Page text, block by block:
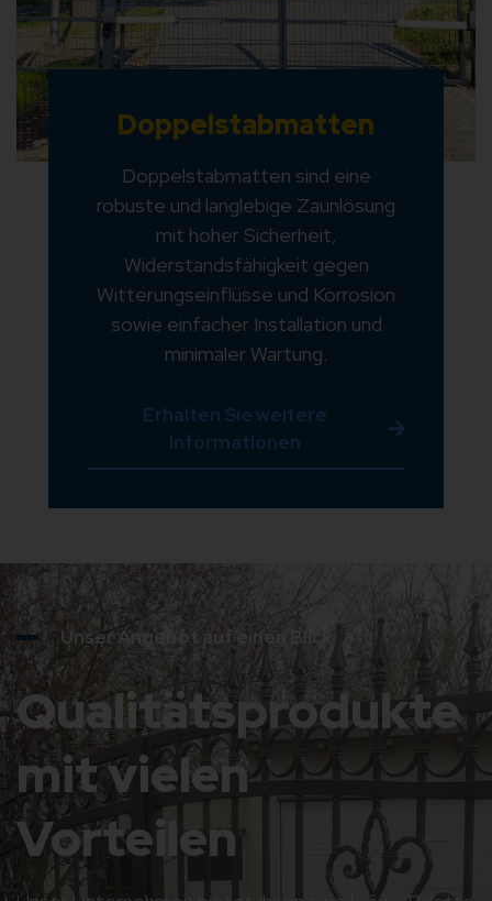
Doppelstabmatten
Doppelstabmatten sind eine
robuste und langlebige Zaunlösung
mit hoher Sicherheit,
Widerstandsfähigkeit gegen
Witterungseinflüsse und Korrosion
sowie einfacher Installation und
minimaler Wartung.
Erhalten Sie weitere
Informationen
Unser Angebot auf einen Blick
Qualitätsprodukte
mit vielen
Vorteilen